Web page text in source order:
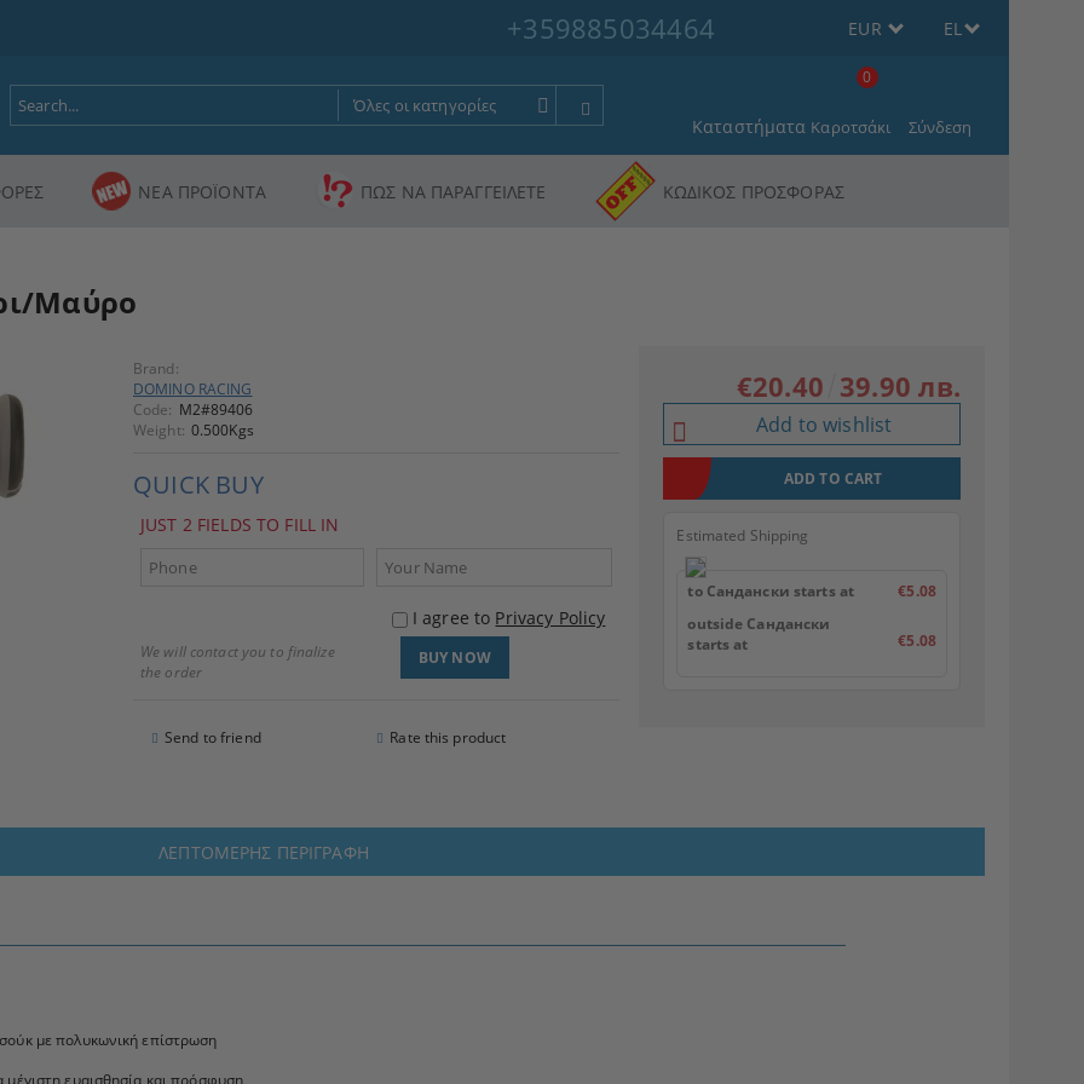
+359885034464 EUR EL
Καταστήματα Καροτσάκι
0
Σύνδεση
ΝΕΑ ΠΡΟΪΟΝΤΑ ΠΩΣ ΝΑ ΠΑΡΑΓΓΕΙΛΕΤΕ ΚΩΔΙΚΟΣ ΠΡΟΣΦΟΡΑΣ
Μαύρο
Brand:
DOMINO RACING
Code: M2#89406
Weight: 0.500Kgs
QUICK BUY
JUST 2 FIELDS TO FILL IN
I agree to Privacy Policy
We will contact you to finalize
the order
Send to friend Rate this product
€20.40 39.90 лв.
Add to wishlist
Estimated Shipping
to Сандански starts at
€5.08
outside Сандански
starts at
€5.08
ΛΕΠΤΟΜΕΡΉΣ ΠΕΡΙΓΡΑΦΉ
με πολυκωνική επίστρωση
ευαισθησία και πρόσφυση